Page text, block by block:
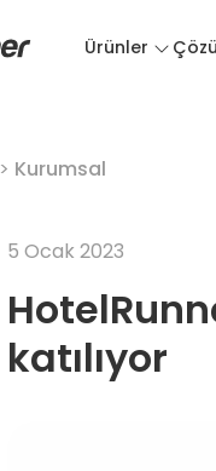
Ürünler
> Kurumsal
5 Ocak 2023
katılıyor